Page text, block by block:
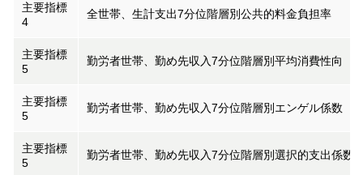
主要指標
4
全世帯、生計支出7分位階層別公共的料金負担率
主要指標
5
勤労者世帯、勤め先収入7分位階層別平均消費性向
主要指標
5
勤労者世帯、勤め先収入7分位階層別エンゲル係数
主要指標
5
勤労者世帯、勤め先収入7分位階層別選択的支出係数